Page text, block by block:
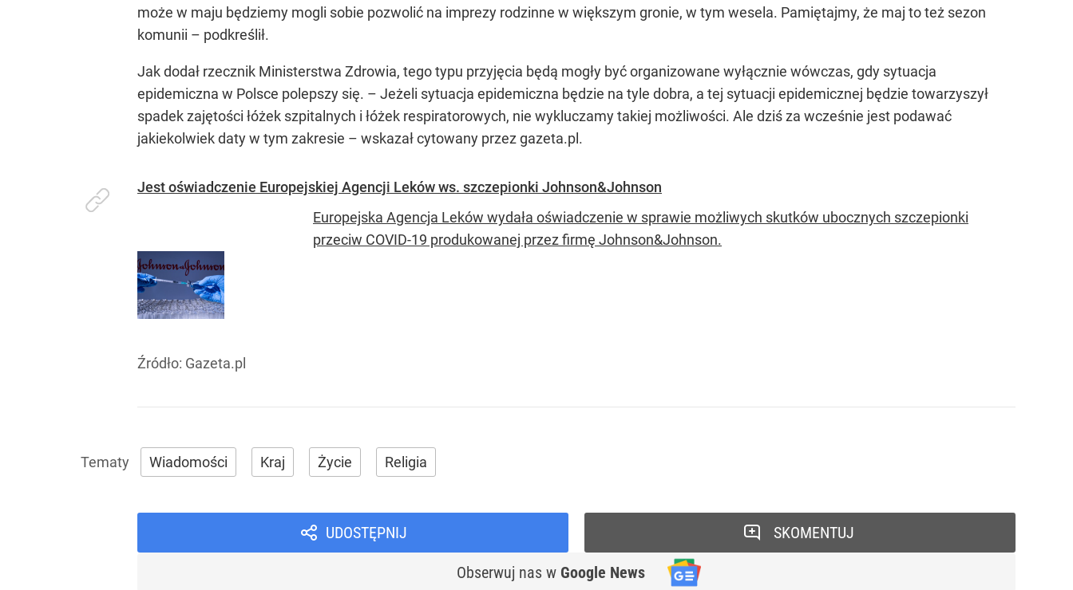
może w maju będziemy mogli sobie pozwolić na imprezy rodzinne w większym gronie, w tym wesela. Pamiętajmy, że maj to też sezon
komunii – podkreślił.
Jak dodał rzecznik Ministerstwa Zdrowia, tego typu przyjęcia będą mogły być organizowane wyłącznie wówczas, gdy sytuacja
epidemiczna w Polsce polepszy się. – Jeżeli sytuacja epidemiczna będzie na tyle dobra, a tej sytuacji epidemicznej będzie towarzyszył
spadek zajętości łóżek szpitalnych i łóżek respiratorowych, nie wykluczamy takiej możliwości. Ale dziś za wcześnie jest podawać
jakiekolwiek daty w tym zakresie – wskazał cytowany przez gazeta.pl.
Jest oświadczenie Europejskiej Agencji Leków ws. szczepionki Johnson&Johnson
Europejska Agencja Leków wydała oświadczenie w sprawie możliwych skutków ubocznych szczepionki
przeciw COVID-19 produkowanej przez firmę Johnson&Johnson.
Źródło: Gazeta.pl
Wiadomości Kraj Życie Religia
UDOSTĘPNIJ
Obserwuj nas w Google News
SKOMENTUJ